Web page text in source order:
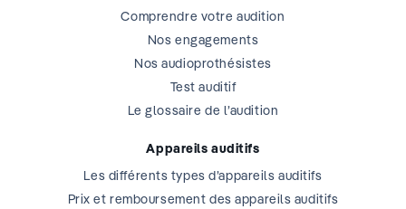
Comprendre votre audition
Nos engagements
Nos audioprothésistes
Test auditif
Le glossaire de l’audition
Appareils auditifs
Les différents types d’appareils auditifs
Prix et remboursement des appareils auditifs